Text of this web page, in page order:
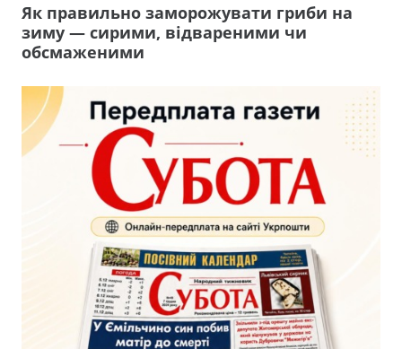
Як правильно заморожувати гриби на
зиму — сирими, відвареними чи
обсмаженими